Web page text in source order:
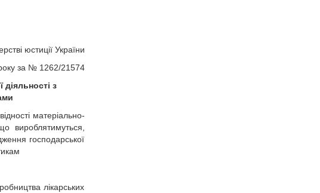
юстиції України
за № 1262/21574
з
матеріально-
вироблятимуться,
господарської
лікарських